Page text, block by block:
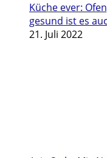
Küche ever:
gesund ist es
21. Juli 2022